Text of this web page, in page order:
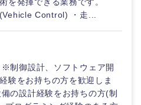
Control) ・走...
制御設計、ソフトウェア開
験をお持ちの方を歓迎しま
の設計経験をお持ちの方(制